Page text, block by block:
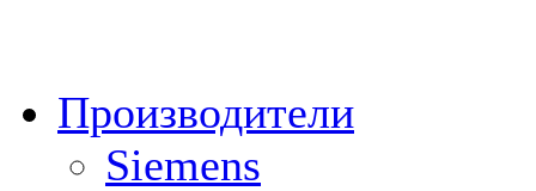
Производители
Siemens